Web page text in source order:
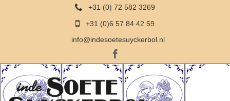
+31 (0) 72 582 3269
+31 (0)6 57 84 42 59
info@indesoetesuyckerbol.nl